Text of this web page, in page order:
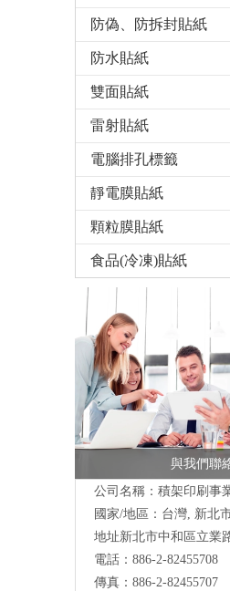
防偽、防拆封貼紙
防水貼紙
雙面貼紙
雷射貼紙
電腦排孔標籤
靜電膜貼紙
顆粒膜貼紙
食品(冷凍)貼紙
與我們聯
公司名稱：積架印刷事
國家/地區：台灣, 新北
地址新北市中和區立業
電話：886-2-82455708
傳真：886-2-82455707